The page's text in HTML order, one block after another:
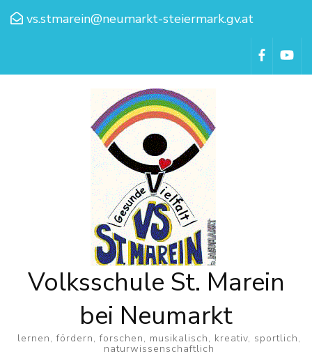
vs.stmarein@neumarkt-steiermark.gv.at
Volksschule St. Marein
bei Neumarkt
lernen, fördern, forschen, musikalisch, kreativ, sportlich,
naturwissenschaftlich